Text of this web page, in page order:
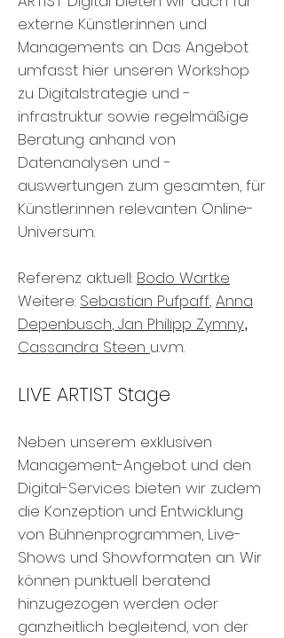
externe Künstler:innen und
Managements an. Das Angebot
umfasst hier unseren Workshop
zu Digitalstrategie und -
infrastruktur sowie regelmäßige
Beratung anhand von
Datenanalysen und -
auswertungen zum gesamten, für
Künstler:innen relevanten Online-
Universum.
Referenz aktuell: Bodo Wartke
Weitere: Sebastian Pufpaff, Anna
Depenbusch, Jan Philipp Zymny,
Cassandra Steen u.v.m.
LIVE ARTIST Stage
Neben unserem exklusiven
Management-Angebot und den
Digital-Services bieten wir zudem
die Konzeption und Entwicklung
von Bühnenprogrammen, Live-
Shows und Showformaten an. Wir
können punktuell beratend
hinzugezogen werden oder
ganzheitlich begleitend, von der